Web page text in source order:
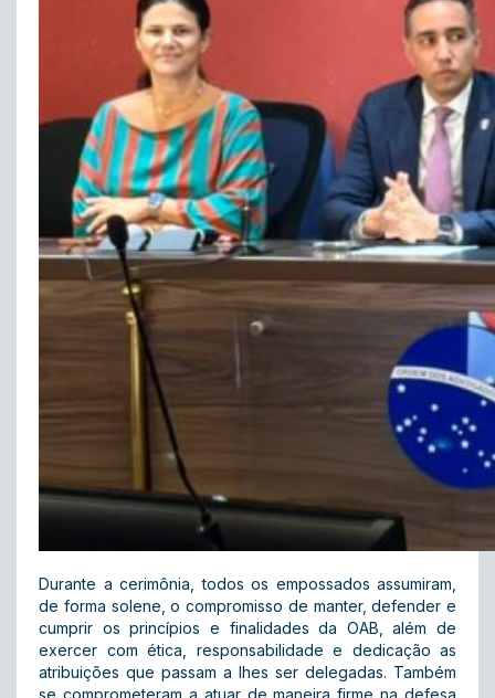
Durante a cerimônia, todos os empossados assumiram,
de forma solene, o compromisso de manter, defender e
cumprir os princípios e finalidades da OAB, além de
exercer com ética, responsabilidade e dedicação as
atribuições que passam a lhes ser delegadas. Também
se comprometeram a atuar de maneira firme na defesa